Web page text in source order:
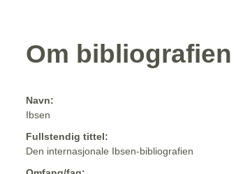
Om bibliografien
Navn:
Ibsen
Fullstendig tittel:
Den internasjonale Ibsen-bibliografien